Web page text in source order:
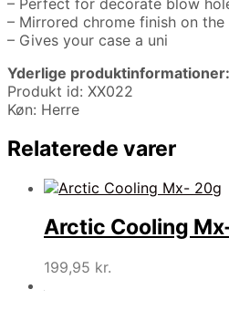
– Mirrored chrome finish on
– Gives your case a uni
Yderlige produktinformationer:
Produkt id: XX022
Køn: Herre
Relaterede varer
Arctic Cooling
199,95 kr.